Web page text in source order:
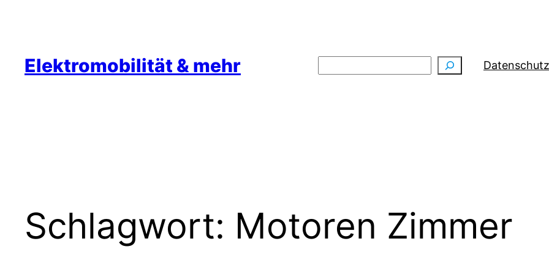
Elektromobilität & mehr
Schlagwort: Motoren Zimmer